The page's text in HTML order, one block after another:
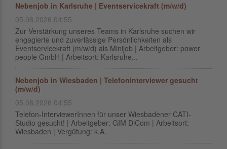
Nebenjob in Karlsruhe | Eventservicekraft (m/w/d)
05.08.2026 04:55
Zur Verstärkung unseres Teams in Karlsruhe suchen wir
engagierte und zuverlässige Persönlichkeiten als
Eventservicekraft (m/w/d) als Minijob | Arbeitgeber: power
people GmbH | Arbeitsort: Karlsruhe...
Nebenjob in Wiesbaden | Telefoninterviewer gesucht
(m/w/d)
05.08.2026 04:55
Telefon-InterviewerInnen für unser Wiesbadener CATI-
Studio gesucht! | Arbeitgeber: GIM DiCom | Arbeitsort:
Wiesbaden | Vergütung: k.A.